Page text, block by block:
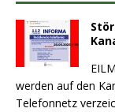
werden auf den
Telefonnetz